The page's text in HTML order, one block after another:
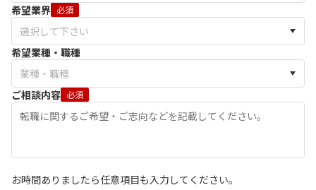
希望業界 必須
希望業種・職種
ご相談内容 必須
お時間ありましたら任意項目も入力してください。